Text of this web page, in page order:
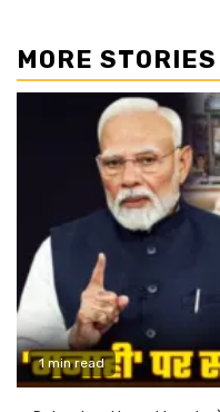
MORE STORIES
1 min read